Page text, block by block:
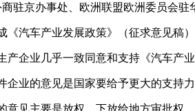
驻京办事处、欧洲联盟欧洲委员会
《汽车产业发展政策》（征求意见稿
产企业几乎一致同意和支持《汽车产
企业的意见是国家要给予更大的支持力
意见主要是放权，下放给地方审批权。